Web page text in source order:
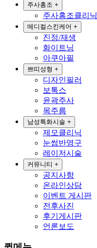
주사홍조 +
주사홍조클리닉
메디컬스킨케어 +
진정/재생
화이트닝
아쿠아필
쁘띠성형 +
디자인필러
보톡스
윤곽주사
목주름
남성특화시술 +
제모클리닉
눈썹반영구
레이저시술
커뮤니티 +
공지사항
온라인상담
이벤트 게시판
전후사진
후기게시판
언론보도